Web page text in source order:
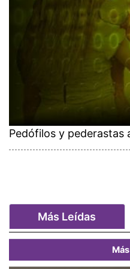
Pedófilos y pederastas
Más Leídas